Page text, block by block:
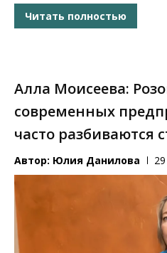
Читать полностью
Алла Моисеева:
современных
часто разбиваются
Автор: Юлия Данилова